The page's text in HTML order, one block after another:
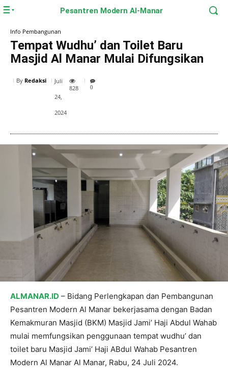
Pesantren Modern Al-Manar
Info Pembangunan
Tempat Wudhu’ dan Toilet Baru
Masjid Al Manar Mulai Difungsikan
By Redaksi Juli
24,
2024
828 0
ALMANAR.ID – Bidang Perlengkapan dan Pembangunan
Pesantren Modern Al Manar bekerjasama dengan Badan
Kemakmuran Masjid (BKM) Masjid Jami’ Haji Abdul Wahab
mulai memfungsikan penggunaan tempat wudhu’ dan
toilet baru Masjid Jami’ Haji ABdul Wahab Pesantren
Modern Al Manar Al Manar, Rabu, 24 Juli 2024.